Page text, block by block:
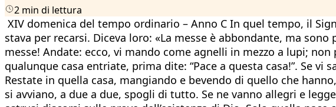
2 min di lettura
XIV domenica del tempo ordinario – Anno C In quel tempo, il
stava per recarsi. Diceva loro: «La messe è abbondante, ma
messe! Andate: ecco, vi mando come agnelli in mezzo a lupi;
qualunque casa entriate, prima dite: “Pace a questa casa!”. Se
Restate in quella casa, mangiando e bevendo di quello che
si avviano, a due a due, spogli di tutto. Se ne vanno allegri e